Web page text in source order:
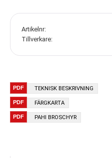
Artikelnr
Tillverkare
TEKNISK BESKRIVNING
FÄRGKARTA
PAHI BROSCHYR